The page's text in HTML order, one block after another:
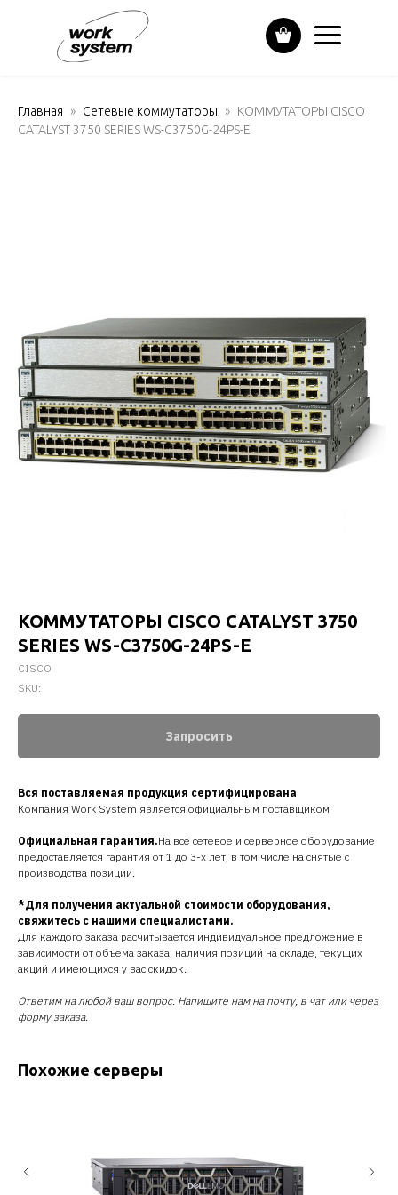
Главная Сетевые коммутаторы
КОММУТАТОРЫ CISCO
CATALYST 3750 SERIES WS-C3750G-24PS-E
КОММУТАТОРЫ CISCO CATALYST 3750
SERIES WS-C3750G-24PS-E
CISCO
SKU:
Запросить
Вся поставляемая продукция сертифицирована
Компания Work System является официальным поставщиком
Официальная гарантия.На всё сетевое и серверное оборудование
предоставляется гарантия от 1 до 3-х лет, в том числе на снятые с
производства позиции.
*Для получения актуальной стоимости оборудования,
свяжитесь с нашими специалистами.
Для каждого заказа расчитывается индивидуальное предложение в
зависимости от объема заказа, наличия позиций на складе, текущих
акций и имеющихся у вас скидок.
Ответим на любой ваш вопрос. Напишите нам на почту, в чат или через
форму заказа.
Похожие серверы